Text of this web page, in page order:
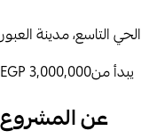
الحي التاسع، مدينة العبور
يبدأ منEGP 3,000,000
عن المشروع